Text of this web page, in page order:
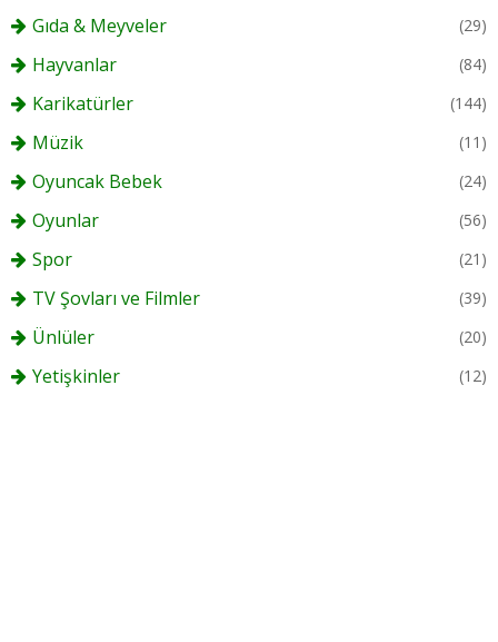
Gıda & Meyveler (29)
Hayvanlar (84)
Karikatürler (144)
Müzik (11)
Oyuncak Bebek (24)
Oyunlar (56)
Spor (21)
TV Şovları ve Filmler (39)
Ünlüler (20)
Yetişkinler (12)